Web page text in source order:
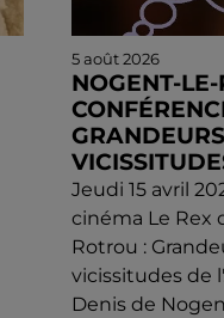
5 août 2026
NOGENT-
Jeudi 15 avril
cinéma Le Rex
Rotrou :
vicissitudes de
Denis de